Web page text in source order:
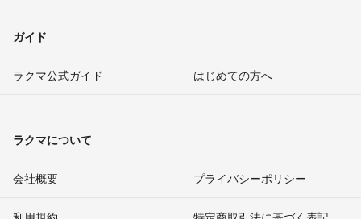
ガイド
ラクマ公式ガイド はじめての方へ
ラクマについて
会社概要 プライバシーポリシー